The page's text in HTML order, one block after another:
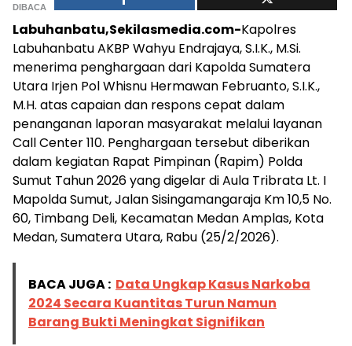
DIBACA
Labuhanbatu,Sekilasmedia.com-Kapolres
Labuhanbatu AKBP Wahyu Endrajaya, S.I.K., M.Si.
menerima penghargaan dari Kapolda Sumatera
Utara Irjen Pol Whisnu Hermawan Februanto, S.I.K.,
M.H. atas capaian dan respons cepat dalam
penanganan laporan masyarakat melalui layanan
Call Center 110. Penghargaan tersebut diberikan
dalam kegiatan Rapat Pimpinan (Rapim) Polda
Sumut Tahun 2026 yang digelar di Aula Tribrata Lt. I
Mapolda Sumut, Jalan Sisingamangaraja Km 10,5 No.
60, Timbang Deli, Kecamatan Medan Amplas, Kota
Medan, Sumatera Utara, Rabu (25/2/2026).
BACA JUGA : Data Ungkap Kasus Narkoba
2024 Secara Kuantitas Turun Namun
Barang Bukti Meningkat Signifikan